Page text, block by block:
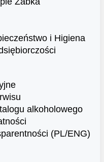
i Higiena
alkoholowego
(PL/ENG)